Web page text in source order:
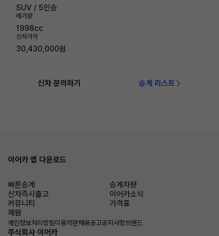
SUV / 5인승
배기량
1998cc
신차가격
30,430,000원
신차 문의하기 승계 리스트
이어카 앱 다운로드
빠른승계
승계차량
신차즉시출고
이어카소식
커뮤니티
가격표
제원
개인정보처리방침이용약관채용공고공지사항브랜드
주식회사 이어카